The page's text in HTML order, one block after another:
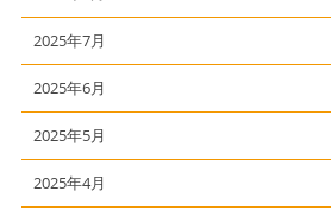
2025年7月
2025年6月
2025年5月
2025年4月